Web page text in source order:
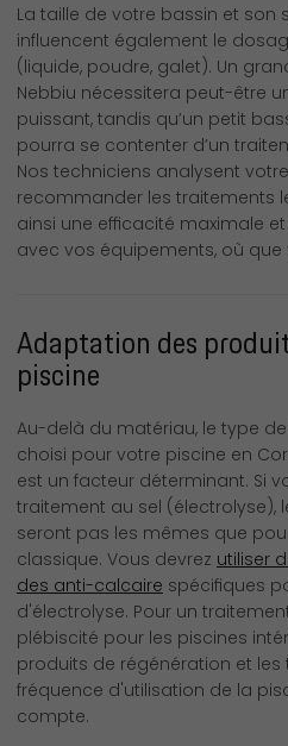
La taille de votre bassin et son
influencent également le
(liquide, poudre, galet). Un
Nebbiu nécessitera peut-être
puissant, tandis qu’un petit
pourra se contenter d’un
Nos techniciens analysent
recommander les traitements
ainsi une efficacité maximale
avec vos équipements, où que
Adaptation des
piscine
Au-delà du matériau, le type
choisi pour votre piscine en
est un facteur déterminant. Si
traitement au sel (électrolyse),
seront pas les mêmes que
classique. Vous devrez utiliser
des anti-calcaire spécifiques
d'électrolyse. Pour un
plébiscité pour les piscines
produits de régénération et les
fréquence d'utilisation de la
compte.